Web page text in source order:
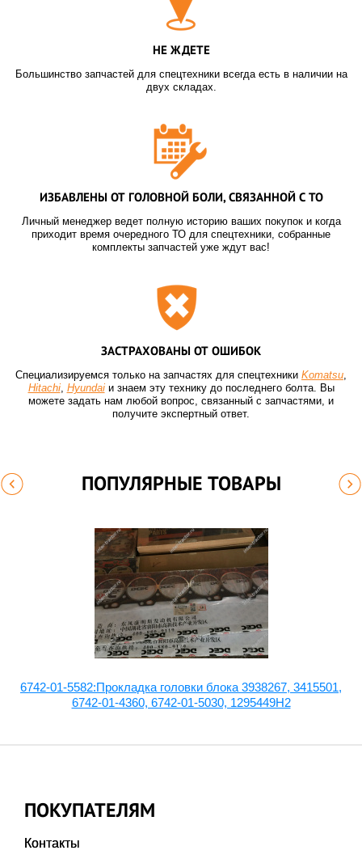
НЕ ЖДЕТЕ
Большинство запчастей для спецтехники всегда есть в наличии на
двух складах.
ИЗБАВЛЕНЫ ОТ ГОЛОВНОЙ БОЛИ, СВЯЗАННОЙ С ТО
Личный менеджер ведет полную историю ваших покупок и когда
приходит время очередного ТО для спецтехники, собранные
комплекты запчастей уже ждут вас!
ЗАСТРАХОВАНЫ ОТ ОШИБОК
Специализируемся только на запчастях для спецтехники Komatsu,
Hitachi, Hyundaiи знаем эту технику до последнего болта. Вы
можете задать нам любой вопрос, связанный с запчастями, и
получите экспертный ответ.
ПОПУЛЯРНЫЕ ТОВАРЫ
6742-01-5582:Прокладка головки блока 3938267, 3415501,
6742-01-4360, 6742-01-5030, 1295449H2
ПОКУПАТЕЛЯМ
Контакты